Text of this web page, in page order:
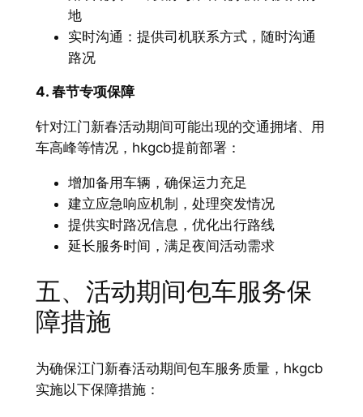
地
实时沟通：提供司机联系方式，随时沟通
路况
4. 春节专项保障
针对江门新春活动期间可能出现的交通拥堵、用
车高峰等情况，hkgcb提前部署：
增加备用车辆，确保运力充足
建立应急响应机制，处理突发情况
提供实时路况信息，优化出行路线
延长服务时间，满足夜间活动需求
五、活动期间包车服务保
障措施
为确保江门新春活动期间包车服务质量，hkgcb
实施以下保障措施：